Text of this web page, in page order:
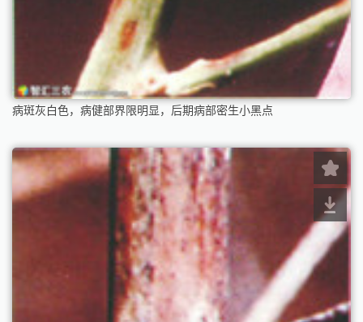
病斑灰白色，病健部界限明显，后期病部密生小黑点